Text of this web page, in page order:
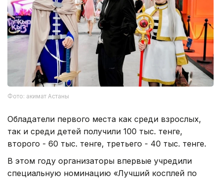
Фото: акимат Астаны
Обладатели первого места как среди взрослых,
так и среди детей получили 100 тыс. тенге,
второго - 60 тыс. тенге, третьего - 40 тыс. тенге.
В этом году организаторы впервые учредили
специальную номинацию «Лучший косплей по